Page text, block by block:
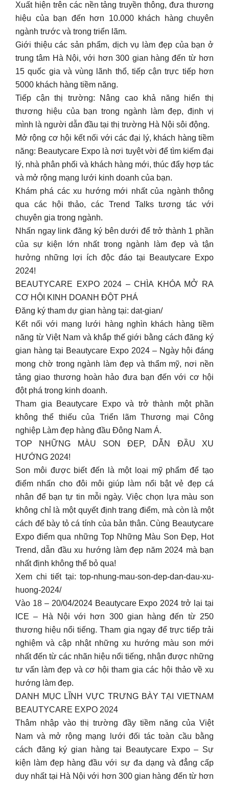
Xuất hiện trên các nền tảng truyền thông, đưa thương
hiệu của bạn đến hơn 10.000 khách hàng chuyên
ngành trước và trong triển lãm.
Giới thiệu các sản phẩm, dịch vụ làm đẹp của bạn ở
trung tâm Hà Nội, với hơn 300 gian hàng đến từ hơn
15 quốc gia và vùng lãnh thổ, tiếp cận trực tiếp hơn
5000 khách hàng tiềm năng.
Tiếp cận thị trường: Nâng cao khả năng hiển thị
thương hiệu của bạn trong ngành làm đẹp, định vị
mình là người dẫn đầu tại thị trường Hà Nội sôi động.
Mở rộng cơ hội kết nối với các đại lý, khách hàng tiềm
năng: Beautycare Expo là nơi tuyệt vời để tìm kiếm đại
lý, nhà phân phối và khách hàng mới, thúc đẩy hợp tác
và mở rộng mạng lưới kinh doanh của bạn.
Khám phá các xu hướng mới nhất của ngành thông
qua các hội thảo, các Trend Talks tương tác với
chuyên gia trong ngành.
Nhấn ngay link đăng ký bên dưới để trở thành 1 phần
của sự kiện lớn nhất trong ngành làm đẹp và tận
hưởng những lợi ích độc đáo tại Beautycare Expo
2024!
BEAUTYCARE EXPO 2024 – CHÌA KHÓA MỞ RA
CƠ HỘI KINH DOANH ĐỘT PHÁ
Đăng ký tham dự gian hàng tại: dat-gian/
Kết nối với mạng lưới hàng nghìn khách hàng tiềm
năng từ Việt Nam và khắp thế giới bằng cách đăng ký
gian hàng tại Beautycare Expo 2024 – Ngày hội đáng
mong chờ trong ngành làm đẹp và thẩm mỹ, nơi nền
tảng giao thương hoàn hảo đưa bạn đến với cơ hội
đột phá trong kinh doanh.
Tham gia Beautycare Expo và trở thành một phần
không thể thiếu của Triển lãm Thương mại Công
nghiệp Làm đẹp hàng đầu Đông Nam Á.
TOP NHỮNG MÀU SON ĐẸP, DẪN ĐẦU XU
HƯỚNG 2024!
Son môi được biết đến là một loại mỹ phẩm để tạo
điểm nhấn cho đôi môi giúp làm nổi bật vẻ đẹp cá
nhân để bạn tự tin mỗi ngày. Việc chọn lựa màu son
không chỉ là một quyết định trang điểm, mà còn là một
cách để bày tỏ cá tính của bản thân. Cùng Beautycare
Expo điểm qua những Top Những Màu Son Đẹp, Hot
Trend, dẫn đầu xu hướng làm đẹp năm 2024 mà bạn
nhất định không thể bỏ qua!
Xem chi tiết tại: top-nhung-mau-son-dep-dan-dau-xu-
huong-2024/
Vào 18 – 20/04/2024 Beautycare Expo 2024 trở lại tại
ICE – Hà Nội với hơn 300 gian hàng đến từ 250
thương hiệu nổi tiếng. Tham gia ngay để trực tiếp trải
nghiệm và cập nhật những xu hướng màu son mới
nhất đến từ các nhãn hiệu nổi tiếng, nhận được những
tư vấn làm đẹp và cơ hội tham gia các hội thảo về xu
hướng làm đẹp.
DANH MỤC LĨNH VỰC TRƯNG BÀY TẠI VIETNAM
BEAUTYCARE EXPO 2024
Thâm nhập vào thị trường đầy tiềm năng của Việt
Nam và mở rộng mạng lưới đối tác toàn cầu bằng
cách đăng ký gian hàng tại Beautycare Expo – Sự
kiện làm đẹp hàng đầu với sự đa dạng và đẳng cấp
duy nhất tại Hà Nội với hơn 300 gian hàng đến từ hơn